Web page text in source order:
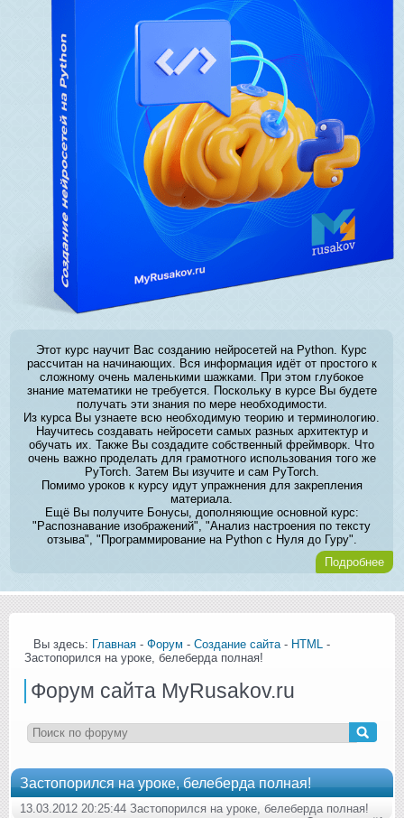
Этот курс научит Вас созданию нейросетей на Python. Курс
рассчитан на начинающих. Вся информация идёт от простого к
сложному очень маленькими шажками. При этом глубокое
знание математики не требуется. Поскольку в курсе Вы будете
получать эти знания по мере необходимости.
Из курса Вы узнаете всю необходимую теорию и терминологию.
Научитесь создавать нейросети самых разных архитектур и
обучать их. Также Вы создадите собственный фреймворк. Что
очень важно проделать для грамотного использования того же
PyTorch. Затем Вы изучите и сам PyTorch.
Помимо уроков к курсу идут упражнения для закрепления
материала.
Ещё Вы получите Бонусы, дополняющие основной курс:
"Распознавание изображений", "Анализ настроения по тексту
отзыва", "Программирование на Python с Нуля до Гуру".
Подробнее
Вы здесь: Главная - Форум - Создание сайта- HTML -
Застопорился на уроке, белеберда полная!
Форум сайта MyRusakov.ru
Застопорился на уроке, белеберда полная!
13.03.2012 20:25:44 Застопорился на уроке, белеберда полная!